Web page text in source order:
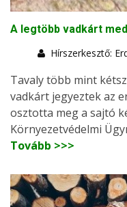
A legtöbb vadkárt
Hírszerkesztő:
Tavaly több mint
vadkárt jegyeztek az
osztotta meg a sajtó
Környezetvédelmi
Tovább >>>